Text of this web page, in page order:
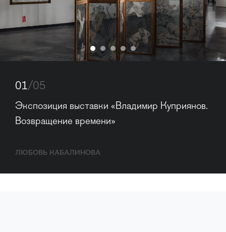
01/05
Экспозиция выставки «Владимир Куприянов.
Возвращение времени»
ЛЮБОВЬ КАБАЛИНОВА